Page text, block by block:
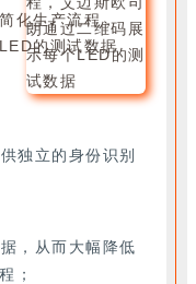
独立的身份识别
，从而大幅降低
；